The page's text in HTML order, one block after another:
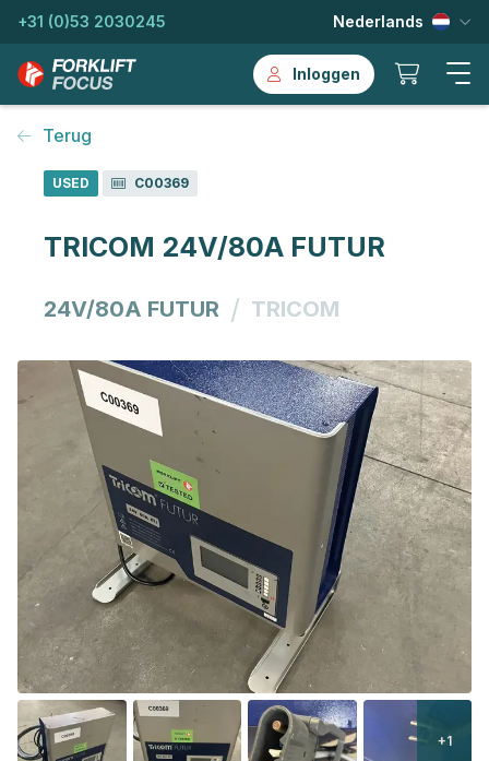
+31 (0)53 2030245 Nederlands
Inloggen
Terug
USED C00369
TRICOM 24V/80A FUTUR
24V/80A FUTUR / TRICOM
+1